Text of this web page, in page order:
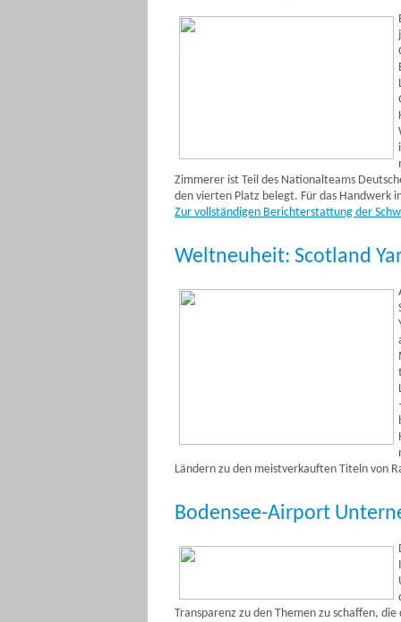
Zimmerer ist Teil des Nationalteams
den vierten Platz belegt. Für das Handwerk
Zur vollständigen Berichterstattung der
Weltneuheit: Scotland
Ländern zu den meistverkauften Titeln von
Bodensee-Airport
Transparenz zu den Themen zu schaffen,